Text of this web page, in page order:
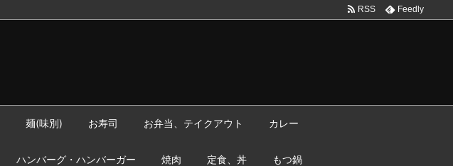
麺(味別) お寿司 お弁当、テイクアウト カレー
ハンバーグ・ハンバーガー 焼肉 定食、丼 もつ鍋
RSS Feedly